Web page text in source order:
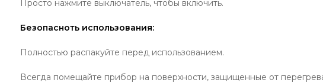
Просто нажмите выключатель, чтобы включить.
Безопасноть использования:
Полностью распакуйте перед использованием.
Всегда помещайте прибор на поверхности, защищенные от